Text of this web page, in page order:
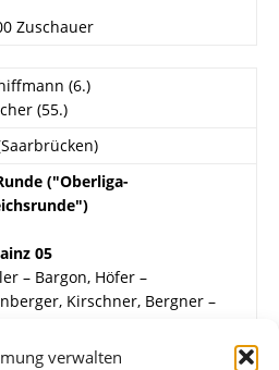
verwalten
Zuschauer
(6.)
(55.)
("Oberliga-
05
– Bargon, Höfer –
Kirschner, Bergner –
Hollerbach.